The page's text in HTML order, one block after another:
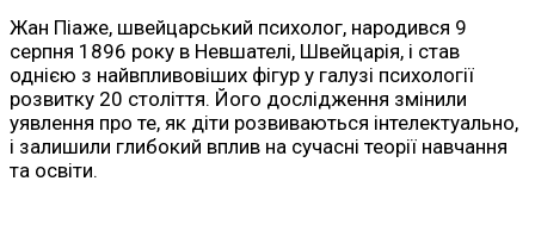
Жан Піаже, швейцарський психолог, народився 9
серпня 1896 року в Невшателі, Швейцарія, і став
однією з найвпливовіших фігур у галузі психології
розвитку 20 століття. Його дослідження змінили
уявлення про те, як діти розвиваються інтелектуально,
і залишили глибокий вплив на сучасні теорії навчання
та освіти.